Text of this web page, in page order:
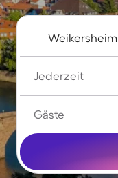
Jederzeit
Gäste